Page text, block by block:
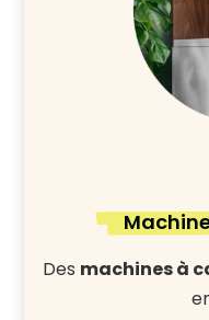
Des machines à